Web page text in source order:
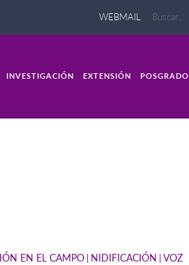
WEBMAIL
INVESTIGACIÓN EXTENSIÓN POSGRADO
EN EL CAMPO NIDIFICACIÓN VOZ